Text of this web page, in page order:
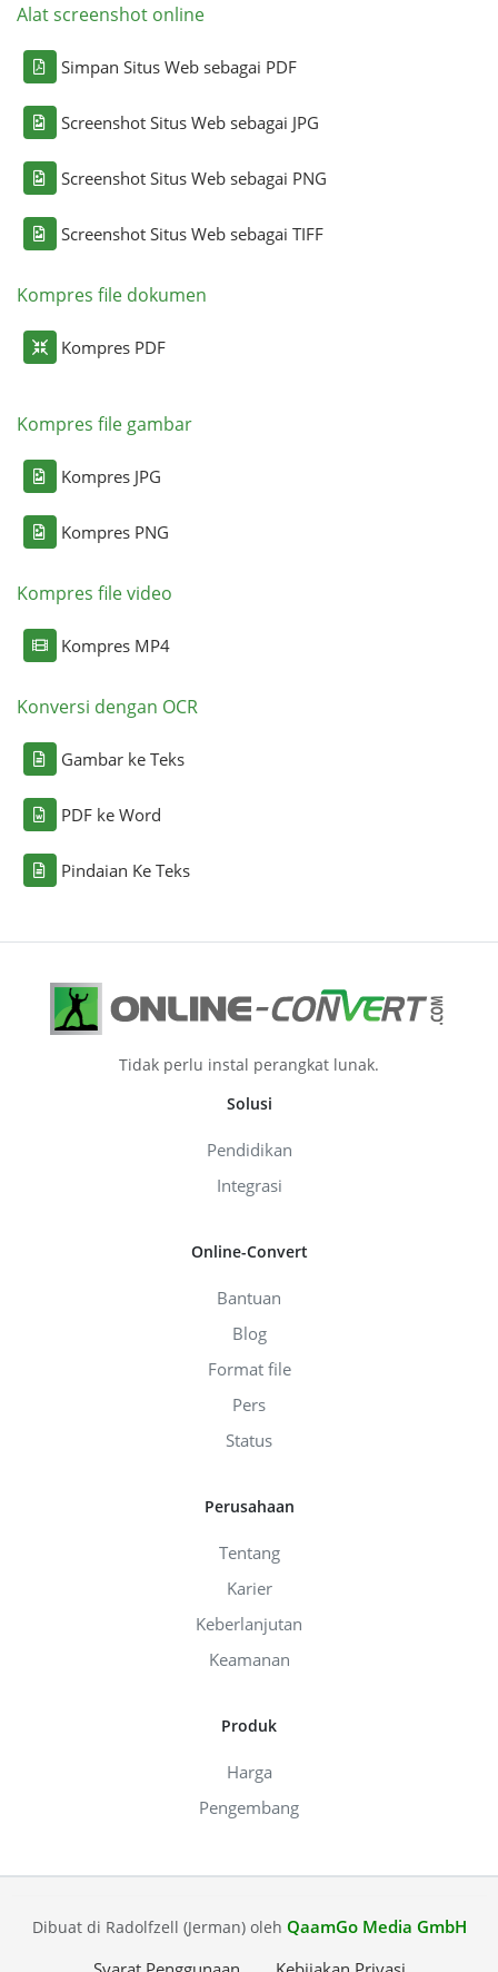
Alat screenshot online
Simpan Situs Web sebagai PDF
Screenshot Situs Web sebagai JPG
Screenshot Situs Web sebagai PNG
Screenshot Situs Web sebagai TIFF
Kompres file dokumen
Kompres PDF
Kompres file gambar
Kompres JPG
Kompres PNG
Kompres file video
Kompres MP4
Konversi dengan OCR
Gambar ke Teks
PDF ke Word
Pindaian Ke Teks
Tidak perlu instal perangkat lunak.
Solusi
Pendidikan
Integrasi
Online-Convert
Bantuan
Blog
Format file
Pers
Status
Perusahaan
Tentang
Karier
Keberlanjutan
Keamanan
Produk
Harga
Pengembang
Dibuat di Radolfzell (Jerman) oleh QaamGo Media GmbH